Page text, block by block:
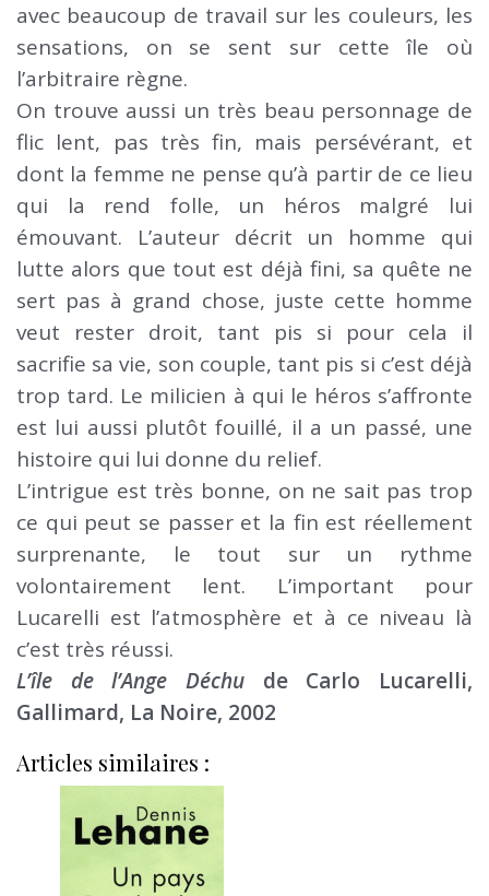
avec beaucoup de travail sur les couleurs, les
sensations, on se sent sur cette île où
l’arbitraire règne.
On trouve aussi un très beau personnage de
flic lent, pas très fin, mais persévérant, et
dont la femme ne pense qu’à partir de ce lieu
qui la rend folle, un héros malgré lui
émouvant. L’auteur décrit un homme qui
lutte alors que tout est déjà fini, sa quête ne
sert pas à grand chose, juste cette homme
veut rester droit, tant pis si pour cela il
sacrifie sa vie, son couple, tant pis si c’est déjà
trop tard. Le milicien à qui le héros s’affronte
est lui aussi plutôt fouillé, il a un passé, une
histoire qui lui donne du relief.
L’intrigue est très bonne, on ne sait pas trop
ce qui peut se passer et la fin est réellement
surprenante, le tout sur un rythme
volontairement lent. L’important pour
Lucarelli est l’atmosphère et à ce niveau là
c’est très réussi.
L’île de l’Ange Déchu de Carlo Lucarelli,
Gallimard, La Noire, 2002
Articles similaires :